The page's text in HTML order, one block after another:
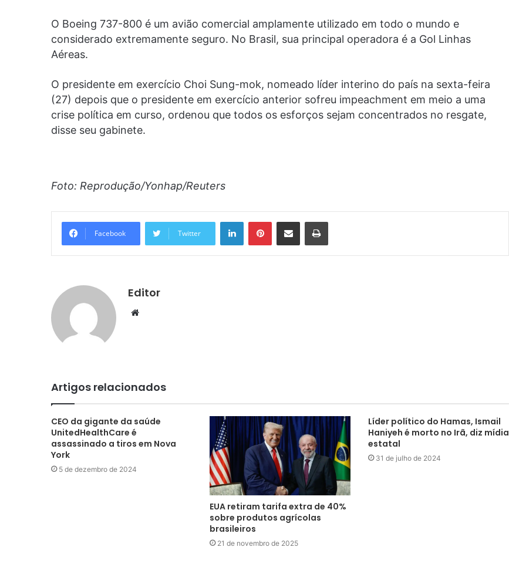
O Boeing 737-800 é um avião comercial amplamente utilizado em todo o mundo e
considerado extremamente seguro. No Brasil, sua principal operadora é a Gol Linhas
Aéreas.
O presidente em exercício Choi Sung-mok, nomeado líder interino do país na sexta-feira
(27) depois que o presidente em exercício anterior sofreu impeachment em meio a uma
crise política em curso, ordenou que todos os esforços sejam concentrados no resgate,
disse seu gabinete.
Foto: Reprodução/Yonhap/Reuters
Facebook Twitter
LinkedinPinterestCompartilhar via e-mail Imprimir
Editor
Website
Artigos relacionados
CEO da gigante da saúde
UnitedHealthCare é
assassinado a tiros em Nova
York
5 de dezembro de 2024
EUA retiram tarifa extra de 40%
sobre produtos agrícolas
brasileiros
21 de novembro de 2025
Líder político do Hamas, Ismail
Haniyeh é morto no Irã, diz mídia
estatal
31 de julho de 2024